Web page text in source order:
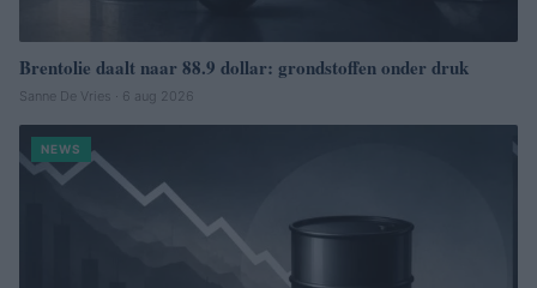
Brentolie daalt naar 88.9 dollar: grondstoffen onder druk
Sanne De Vries · 6 aug 2026
NEWS